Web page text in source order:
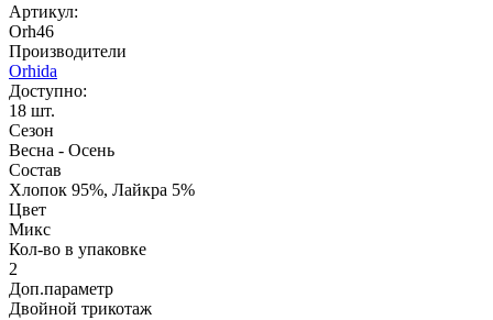
Артикул:
Orh46
Производители
Orhida
Доступно:
18 шт.
Сезон
Весна - Осень
Состав
Хлопок 95%, Лайкра 5%
Цвет
Микс
Кол-во в упаковке
2
Доп.параметр
Двойной трикотаж